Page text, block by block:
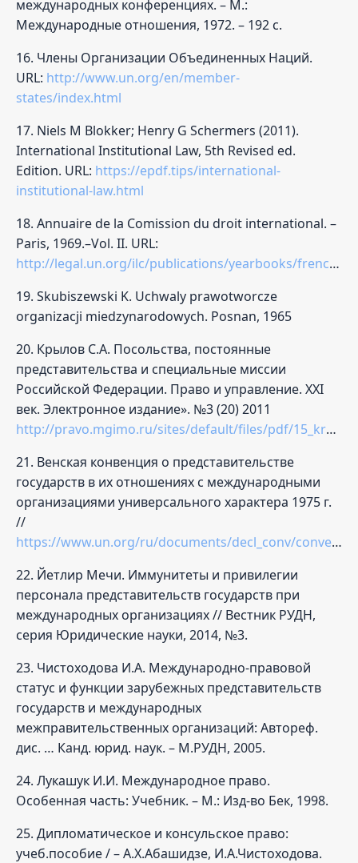
международных конференциях. – М.:
Международные отношения, 1972. – 192 с.
16. Члены Организации Объединенных Наций.
URL: http://www.un.org/en/member-
states/index.html
17. Niels M Blokker; Henry G Schermers (2011).
International Institutional Law, 5th Revised ed.
Edition. URL: https://epdf.tips/international-
institutional-law.html
18. Annuaire de la Comission du droit international. –
Paris, 1969.–Vol. II. URL:
http://legal.un.org/ilc/publications/yearbooks/french/ilc_1969_v2.pdf
19. Skubiszewski K. Uchwaly prawotworcze
organizacji miedzynarodowych. Posnan, 1965
20. Крылов С.А. Посольства, постоянные
представительства и специальные миссии
Российской Федерации. Право и управление. XXI
век. Электронное издание». №3 (20) 2011
http://pravo.mgimo.ru/sites/default/files/pdf/15_krylovsa.pdf
21. Венская конвенция о представительстве
государств в их отношениях с международными
организациями универсального характера 1975 г.
//
https://www.un.org/ru/documents/decl_conv/conventions/pdf/state_relations.pdf
22. Йетлир Мечи. Иммунитеты и привилегии
персонала представительств государств при
международных организациях // Вестник РУДН,
серия Юридические науки, 2014, №3.
23. Чистоходова И.А. Международно-правовой
статус и функции зарубежных представительств
государств и международных
межправительственных организаций: Автореф.
дис. … Канд. юрид. наук. – М.РУДН, 2005.
24. Лукашук И.И. Международное право.
Особенная часть: Учебник. – М.: Изд-во Бек, 1998.
25. Дипломатическое и консульское право:
учеб.пособие / – А.Х.Абашидзе, И.А.Чистоходова.